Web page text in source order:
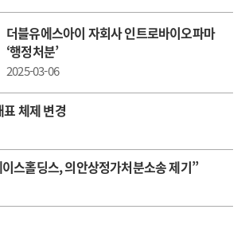
더블유에스아이 자회사 인트로바이오파마
‘행정처분’
2025-03-06
체제 변경
스홀딩스, 의안상정가처분소송 제기”